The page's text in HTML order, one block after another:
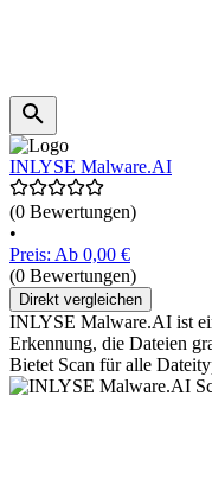
INLYSE Malware.AI
(0 Bewertungen)
•
Preis: Ab 0,00 €
(0 Bewertungen)
Direkt vergleichen
INLYSE Malware.AI ist
Erkennung, die Dateien
Bietet Scan für alle